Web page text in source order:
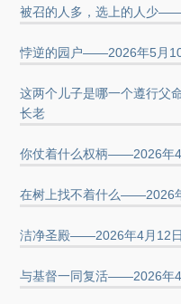
被召的人多，选上的人少
悖逆的园户——2026年5月
这两个儿子是哪一个遵行
长老
你仗着什么权柄——2026年
在树上找不着什么——2026
洁净圣殿——2026年4月12
与基督一同复活——2026年